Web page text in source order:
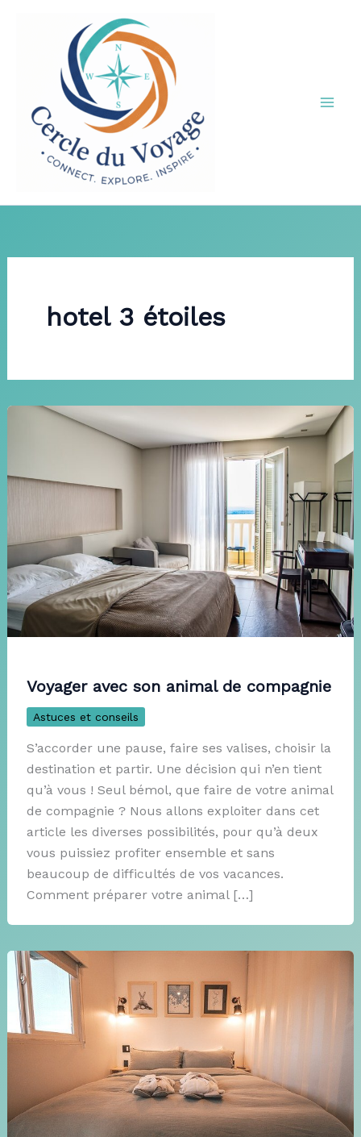
hotel 3 étoiles
Voyager avec son animal de compagnie
Astuces et conseils
S’accorder une pause, faire ses valises, choisir la
destination et partir. Une décision qui n’en tient
qu’à vous ! Seul bémol, que faire de votre animal
de compagnie ? Nous allons exploiter dans cet
article les diverses possibilités, pour qu’à deux
vous puissiez profiter ensemble et sans
beaucoup de difficultés de vos vacances.
Comment préparer votre animal […]